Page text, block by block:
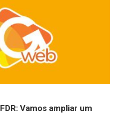
Vamos ampliar um